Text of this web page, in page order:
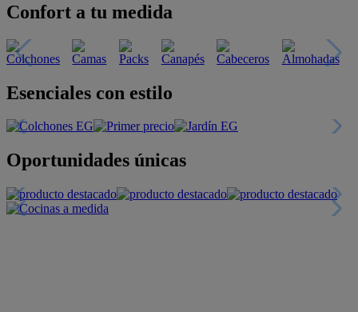
Confort a tu medida
Esenciales con estilo
Oportunidades únicas